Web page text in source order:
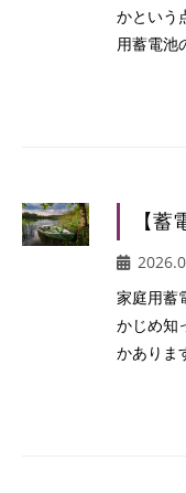
かという
用蓄電
【蓄
家庭用蓄
かじめ知
かあり